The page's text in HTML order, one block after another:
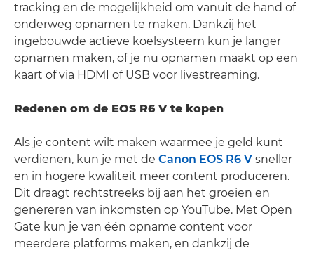
tracking en de mogelijkheid om vanuit de hand of
onderweg opnamen te maken. Dankzij het
ingebouwde actieve koelsysteem kun je langer
opnamen maken, of je nu opnamen maakt op een
kaart of via HDMI of USB voor livestreaming.
Redenen om de EOS R6 V te kopen
Als je content wilt maken waarmee je geld kunt
verdienen, kun je met de Canon EOS R6 V sneller
en in hogere kwaliteit meer content produceren.
Dit draagt rechtstreeks bij aan het groeien en
genereren van inkomsten op YouTube. Met Open
Gate kun je van één opname content voor
meerdere platforms maken, en dankzij de